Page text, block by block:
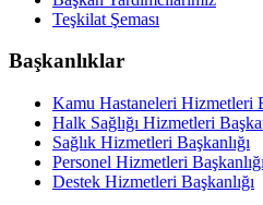
Teşkilat Şeması
Başkanlıklar
Kamu Hastaneleri Hizmetleri
Halk Sağlığı Hizmetleri
Sağlık Hizmetleri Başkanlığı
Personel Hizmetleri Başkanlığı
Destek Hizmetleri Başkanlığı